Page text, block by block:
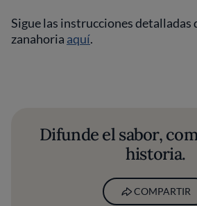
Sigue las instrucciones detalladas
zanahoria aquí.
Difunde el sabor,
historia.
COMPARTIR